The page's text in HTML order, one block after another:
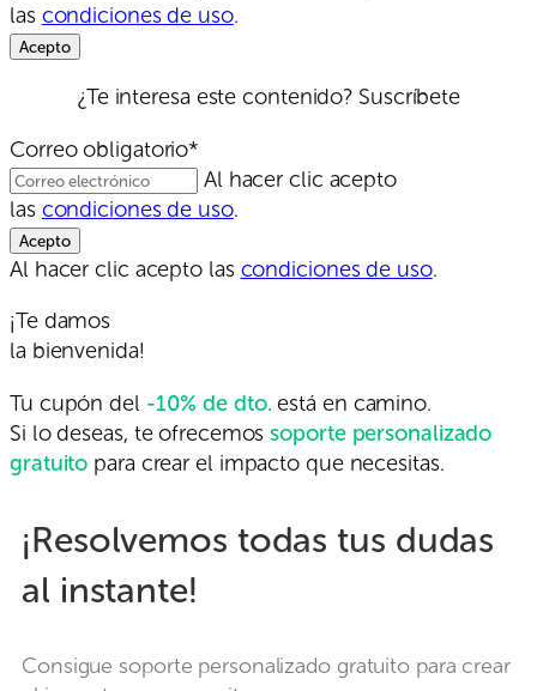
las condiciones de uso.
¿Te interesa este contenido? Suscríbete
Correo obligatorio*
Al hacer clic acepto
las condiciones de uso.
Al hacer clic acepto las condiciones de uso.
¡Te damos
la bienvenida!
Tu cupón del -10% de dto. está en camino.
Si lo deseas, te ofrecemossoporte personalizado
gratuito para crear el impacto que necesitas.
¡Resolvemos todas tus dudas
al instante!
Consigue soporte personalizado gratuito para crear